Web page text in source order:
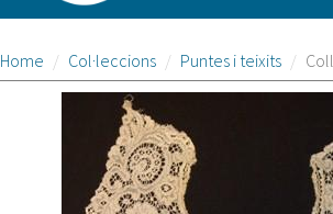
Home Col·leccions Puntes i teixits Coll